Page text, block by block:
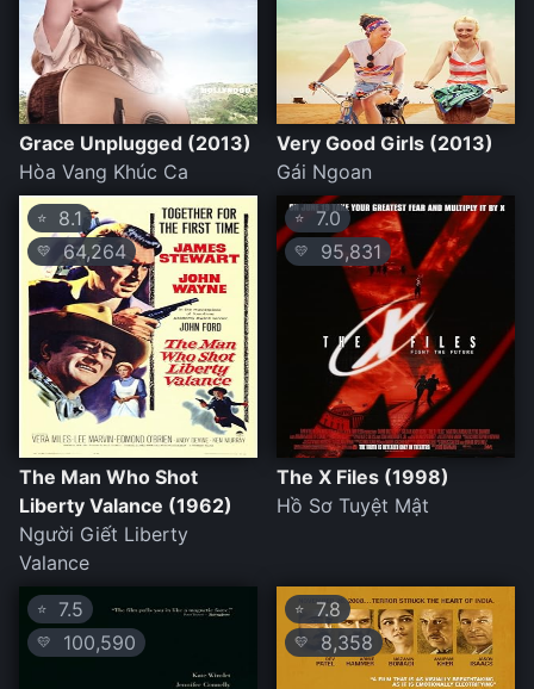
Grace Unplugged (2013)
Hòa Vang Khúc Ca
Very Good Girls (2013)
Gái Ngoan
⭐ 8.1
💛 64,264
The Man Who Shot
Liberty Valance (1962)
Người Giết Liberty
Valance
⭐ 7.0
💛 95,831
The X Files (1998)
Hồ Sơ Tuyệt Mật
⭐ 7.5
💛 100,590
⭐ 7.8
💛 8,358